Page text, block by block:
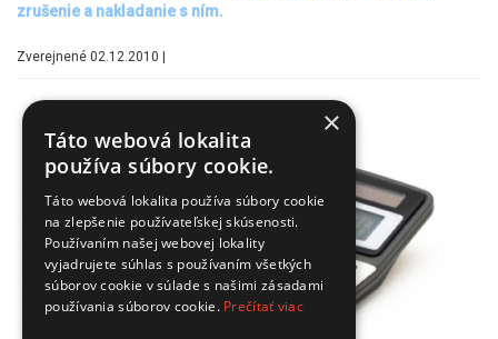
zrušenie a nakladanie s ním.
Zverejnené 02.12.2010 |
×
Táto webová lokalita
používa súbory cookie.
Táto webová lokalita používa súbory cookie
na zlepšenie používateľskej skúsenosti.
Používaním našej webovej lokality
vyjadrujete súhlas s používaním všetkých
súborov cookie v súlade s našimi zásadami
používania súborov cookie. Prečítať viac